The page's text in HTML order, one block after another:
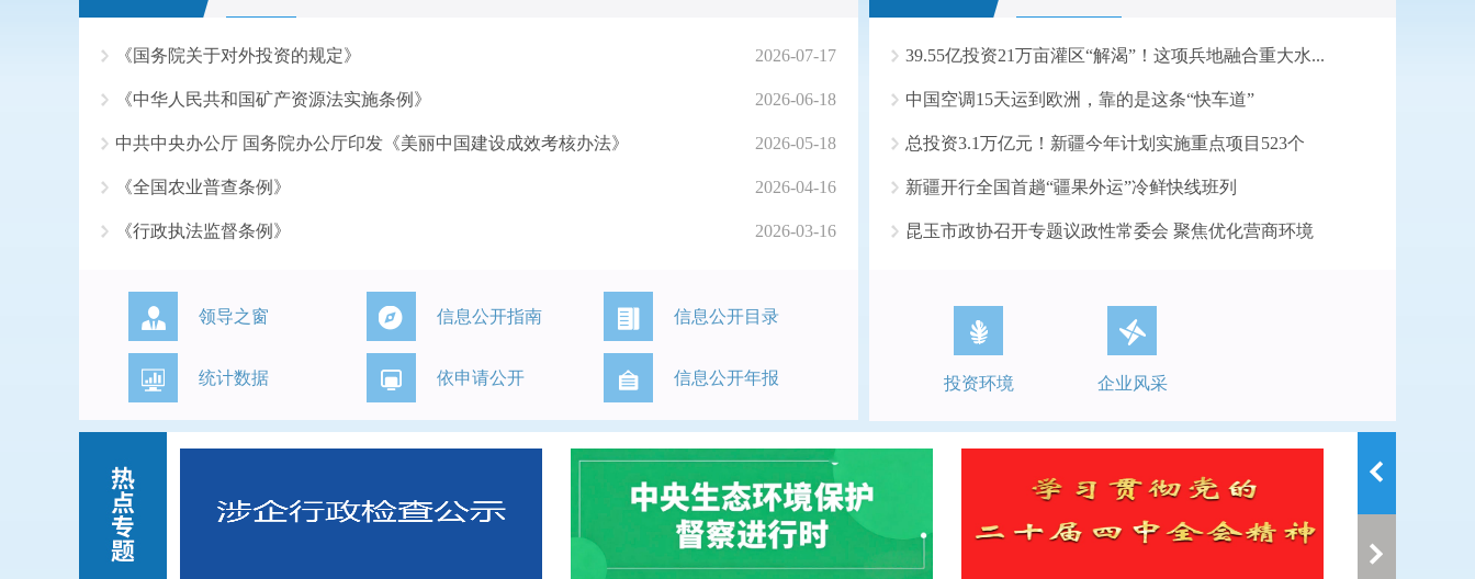
《国务院关于对外投资的规定》 2026-07-17
《中华人民共和国矿产资源法实施条例》 2026-06-18
中共中央办公厅 国务院办公厅印发《美丽中国建设成效考核办法》 2026-05-18
《全国农业普查条例》 2026-04-16
《行政执法监督条例》 2026-03-16
领导之窗 信息公开指南 信息公开目录
统计数据 依申请公开 信息公开年报
39.55亿投资21万亩灌区“解渴”！这项兵地融合重大水...
中国空调15天运到欧洲，靠的是这条“快车道”
总投资3.1万亿元！新疆今年计划实施重点项目523个
新疆开行全国首趟“疆果外运”冷鲜快线班列
昆玉市政协召开专题议政性常委会 聚焦优化营商环境
投资环境 企业风采